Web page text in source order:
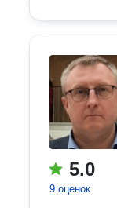
5.0
9 оценок